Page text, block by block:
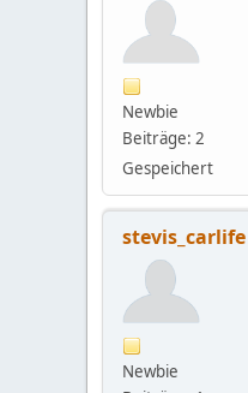
Newbie
Beiträge: 2
Gespeichert
stevis_carlife
Newbie